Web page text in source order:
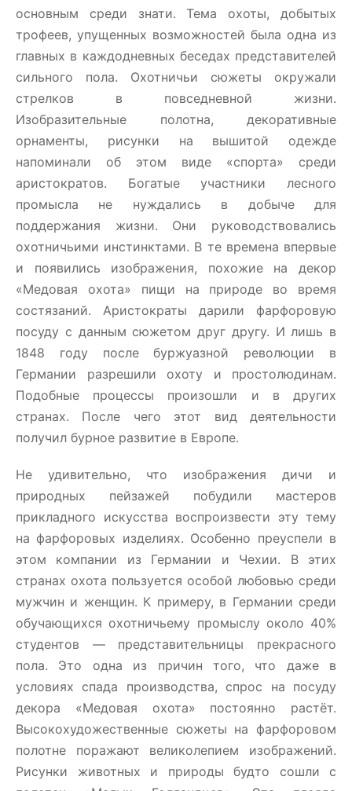
основным среди знати. Тема охоты, добытых
трофеев, упущенных возможностей была одна из
главных в каждодневных беседах представителей
сильного пола. Охотничьи сюжеты окружали
стрелков в повседневной жизни.
Изобразительные полотна, декоративные
орнаменты, рисунки на вышитой одежде
напоминали об этом виде «спорта» среди
аристократов. Богатые участники лесного
промысла не нуждались в добыче для
поддержания жизни. Они руководствовались
охотничьими инстинктами. В те времена впервые
и появились изображения, похожие на декор
«Медовая охота» пищи на природе во время
состязаний. Аристократы дарили фарфоровую
посуду с данным сюжетом друг другу. И лишь в
1848 году после буржуазной революции в
Германии разрешили охоту и простолюдинам.
Подобные процессы произошли и в других
странах. После чего этот вид деятельности
получил бурное развитие в Европе.
Не удивительно, что изображения дичи и
природных пейзажей побудили мастеров
прикладного искусства воспроизвести эту тему
на фарфоровых изделиях. Особенно преуспели в
этом компании из Германии и Чехии. В этих
странах охота пользуется особой любовью среди
мужчин и женщин. К примеру, в Германии среди
обучающихся охотничьему промыслу около 40%
студентов — представительницы прекрасного
пола. Это одна из причин того, что даже в
условиях спада производства, спрос на посуду
декора «Медовая охота» постоянно растёт.
Высокохудожественные сюжеты на фарфоровом
полотне поражают великолепием изображений.
Рисунки животных и природы будто сошли с